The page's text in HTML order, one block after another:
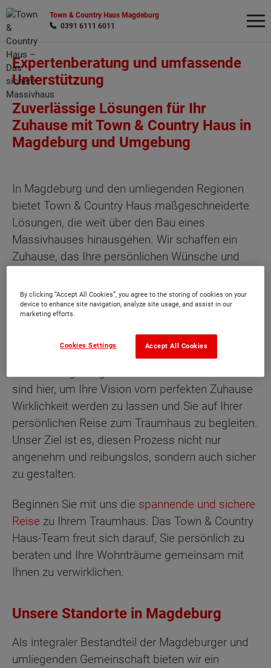
Town & Country Haus Magdeburg
0391 6111 6011
Expertenberatung und umfassende
Unterstützung
Zuverlässige Lösungen für Ihr
Zuhause mit Town & Country Haus in
Magdeburg und Umgebung
In Magdeburg und den umliegenden Regionen
bietet Town & Country Haus maßgeschneiderte
Lösungen, die weit über den Bau eines
Massivhauses hinausgehen. Wir schaffen ein
Zuhause, das Ihre persönlichen Wünsche und
Ein erfahrenesTeam aus Vertriebs- und
Planungsexperten
alle Ihre Fragen rund um den Kauf und Bau eines
Grundstückssucheund
sind hier, um Ihre Vision vom perfekten Zuhause
Wirklichkeit werden zu lassen und Sie auf Ihrer
persönlichen Reise zum Traumhaus zu begleiten.
Unser Ziel ist es, diesen Prozess nicht nur
angenehm und reibungslos, sondern auch sicher
zu gestalten.
Beginnen Sie mit uns die spannende und sichere
Reise zu Ihrem Traumhaus. Das Town & Country
Haus-Team freut sich darauf, Sie persönlich zu
beraten und Ihre Wohnträume gemeinsam mit
Ihnen zu verwirklichen.
Unsere Standorte in Magdeburg
Als integraler Bestandteil der Magdeburger und
umliegenden Gemeinschaft bieten wir ein
Wonach möchten Sie suchen?
By clicking “Accept All Cookies”, you agree to the storing of cookies on your
device to enhance site navigation, analyze site usage, and assist in our
marketing efforts.
Accept All Cookies
Cookies Settings